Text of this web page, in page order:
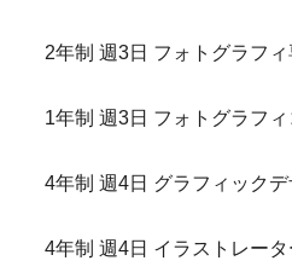
2年制 週3日 フォトグラフ
1年制 週3日 フォトグラフィ
4年制 週4日 グラフィック
4年制 週4日 イラストレー